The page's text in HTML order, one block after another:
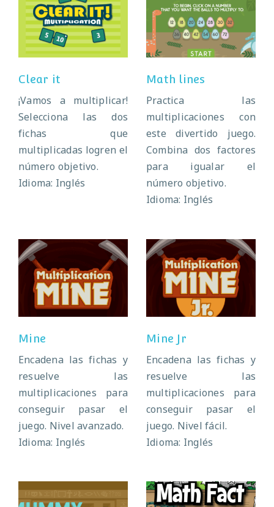
Clear it
Clear it
¡Vamos a multiplicar!
Selecciona las dos
fichas que
multiplicadas logren el
número objetivo.
Idioma: Inglés
Math lines
Math lines
Practica las
multiplicaciones con
este divertido juego.
Combina dos factores
para igualar el
número objetivo.
Idioma: Inglés
Mine
Mine
Encadena las fichas y
resuelve las
multiplicaciones para
conseguir pasar el
juego. Nivel avanzado.
Idioma: Inglés
Mine Jr
Mine Jr
Encadena las fichas y
resuelve las
multiplicaciones para
conseguir pasar el
juego. Nivel fácil.
Idioma: Inglés